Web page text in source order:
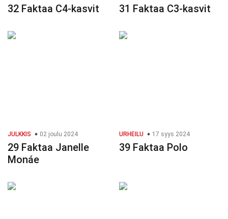
32 Faktaa C4-kasvit 31 Faktaa C3-kasvit
JULKKIS 02 joulu 2024
29 Faktaa Janelle
Monáe
URHEILU 17 syys 2024
39 Faktaa Polo